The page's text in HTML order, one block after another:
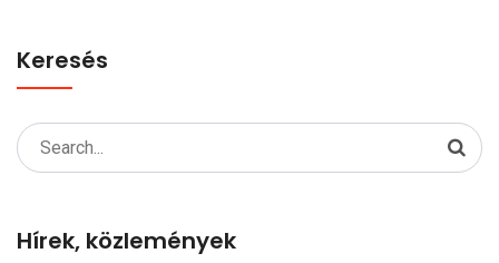
Keresés
Search
for:
Hírek, közlemények